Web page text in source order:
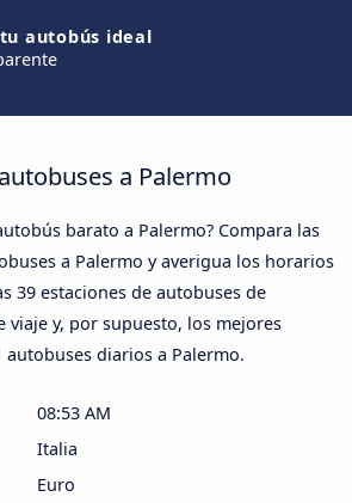
autobús ideal
a Palermo
barato a Palermo? Compara las
a Palermo y averigua los horarios
39 estaciones de autobuses de
viaje y, por supuesto, los mejores
autobuses diarios a Palermo.
08:53 AM
Italia
Euro